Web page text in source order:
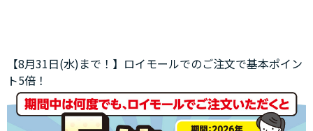
【8月31日(水)まで！】ロイモールでのご注文で基本ポイン
ト5倍！